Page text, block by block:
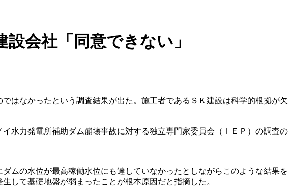
会社「同意できない」
はなかったという調査結果が出た。施工者であるＳＫ建設は科学的根拠が欠
水力発電所補助ダム崩壊事故に対する独立専門家委員会（ＩＥＰ）の調査の
ムの水位が最高稼働水位にも達していなかったとしながらこのような結果を
して基礎地盤が弱まったことが根本原因だと指摘した。